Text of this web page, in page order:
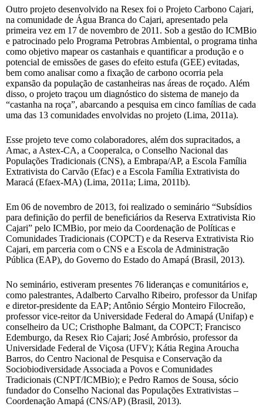
Outro projeto desenvolvido na Resex foi o Projeto Carbono Cajari,
na comunidade de Água Branca do Cajari, apresentado pela
primeira vez em 17 de novembro de 2011. Sob a gestão do ICMBio
e patrocinado pelo Programa Petrobras Ambiental, o programa tinha
como objetivo mapear os castanhais e quantificar a produção e o
potencial de emissões de gases do efeito estufa (GEE) evitadas,
bem como analisar como a fixação de carbono ocorria pela
expansão da população de castanheiras nas áreas de roçado. Além
disso, o projeto traçou um diagnóstico do sistema de manejo da
“castanha na roça”, abarcando a pesquisa em cinco famílias de cada
uma das 13 comunidades envolvidas no projeto (Lima, 2011a).
Esse projeto teve como colaboradores, além dos supracitados, a
Amac, a Astex-CA, a Cooperalca, o Conselho Nacional das
Populações Tradicionais (CNS), a Embrapa/AP, a Escola Família
Extrativista do Carvão (Efac) e a Escola Família Extrativista do
Maracá (Efaex-MA) (Lima, 2011a; Lima, 2011b).
Em 06 de novembro de 2013, foi realizado o seminário “Subsídios
para definição do perfil de beneficiários da Reserva Extrativista Rio
Cajari” pelo ICMBio, por meio da Coordenação de Políticas e
Comunidades Tradicionais (COPCT) e da Reserva Extrativista Rio
Cajari, em parceria com o CNS e a Escola de Administração
Pública (EAP), do Governo do Estado do Amapá (Brasil, 2013).
No seminário, estiveram presentes 76 lideranças e comunitários e,
como palestrantes, Adalberto Carvalho Ribeiro, professor da Unifap
e diretor-presidente da EAP; Antônio Sérgio Monteiro Filocreão,
professor vice-reitor da Universidade Federal do Amapá (Unifap) e
conselheiro da UC; Cristhophe Balmant, da COPCT; Francisco
Edemburgo, da Resex Rio Cajari; José Ambrósio, professor da
Universidade Federal de Viçosa (UFV); Kátia Regina Aroucha
Barros, do Centro Nacional de Pesquisa e Conservação da
Sociobiodiversidade Associada a Povos e Comunidades
Tradicionais (CNPT/ICMBio); e Pedro Ramos de Sousa, sócio
fundador do Conselho Nacional das Populações Extrativistas –
Coordenação Amapá (CNS/AP) (Brasil, 2013).